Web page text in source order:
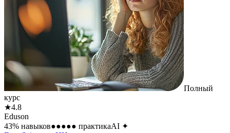
Полный
курс
★4.8
Eduson
43% навыков●●●●● практикаAI ✦